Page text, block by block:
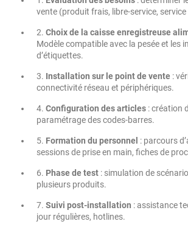
vente (produit frais, libre-service, service
2. Choix de la caisse enregistreuse
Modèle compatible avec la pesée et les
d’étiquettes.
3. Installation sur le point de vente :
connectivité réseau et périphériques.
4. Configuration des articles : création
paramétrage des codes-barres.
5. Formation du personnel : parcours
sessions de prise en main, fiches de
6. Phase de test : simulation de
plusieurs produits.
7. Suivi post-installation : assistance
jour régulières, hotlines.